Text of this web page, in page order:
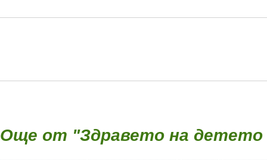
Още от "Здравето на детето